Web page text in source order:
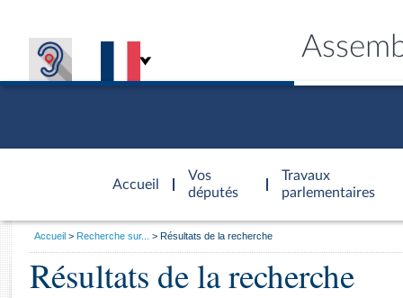
Accueil
d'accueil
Vos
députés
Travaux
parlementaires
Général
Vous
Accueil Recherche sur... Résultats de la recherche
Résultats de la recherche